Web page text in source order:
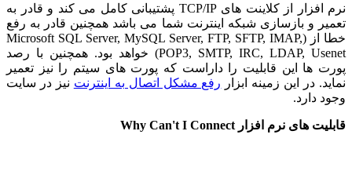
نرم افزار از کلاینت های TCP/IP پشتیبانی کامل می کند و قادر به
تعمیر و بازسازی شبکه اینترنت شما می باشد همچنین قادر به رفع
خطا از (Microsoft SQL Server, MySQL Server, FTP, SFTP, IMAP,
POP3, SMTP, IRC, LDAP, Usenet) خواهد بود. همچنین با رصد
پورت ها این قابلیت را داراست که پورت های سیتم را نیز تعمیر
نماید. در این زمینه ابزار
رفع مشکل اتصال به اینترنتنیز در سایت
وجود دارد.
قابلیت های نرم افزار Why Can't I Connect